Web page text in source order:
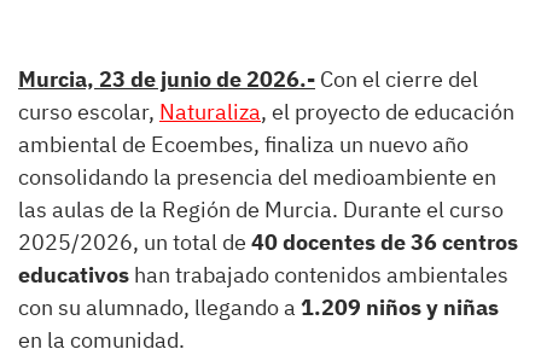
Murcia, 23 de junio de 2026.- Con el cierre del
curso escolar, Naturaliza, el proyecto de educación
ambiental de Ecoembes, finaliza un nuevo año
consolidando la presencia del medioambiente en
las aulas de la Región de Murcia. Durante el curso
2025/2026, un total de 40 docentes de 36 centros
educativos han trabajado contenidos ambientales
con su alumnado, llegando a 1.209 niños y niñas
en la comunidad.